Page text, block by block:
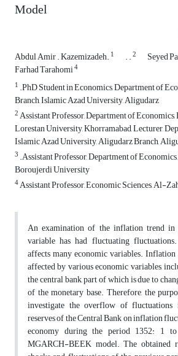
Model
Abdul Amir . Kazemizadeh. 1 . .2 Seyed
Farhad Tarahomi4
1 .PhD Student in Economics, Department of
Branch, Islamic Azad University, Aligudarz
2Assistant Professor, Department of
Lorestan University, Khorramabad, Lecturer,
Islamic Azad University, Aligudarz Branch,
3 .Assistant Professor, Department of
Boroujerdi University
4Assistant Professor, Economic Sciences, Al-
An examination of the inflation trend
variable has had fluctuating
affects many economic variables.
affected by various economic variables,
the central bank, part of which is due to
of the monetary base. Therefore, the
investigate the overflow of fluctuations
reserves of the Central Bank on inflation
economy during the period 1352: 1
MGARCH-BEEK model. The obtained